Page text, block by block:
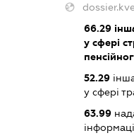
66.29
у сфері
52.29
у сфері
63.99